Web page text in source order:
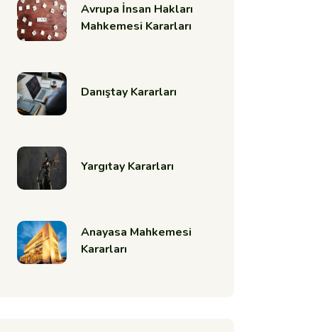
Avrupa İnsan Hakları
Mahkemesi Kararları
Danıştay Kararları
Yargıtay Kararları
Anayasa Mahkemesi
Kararları